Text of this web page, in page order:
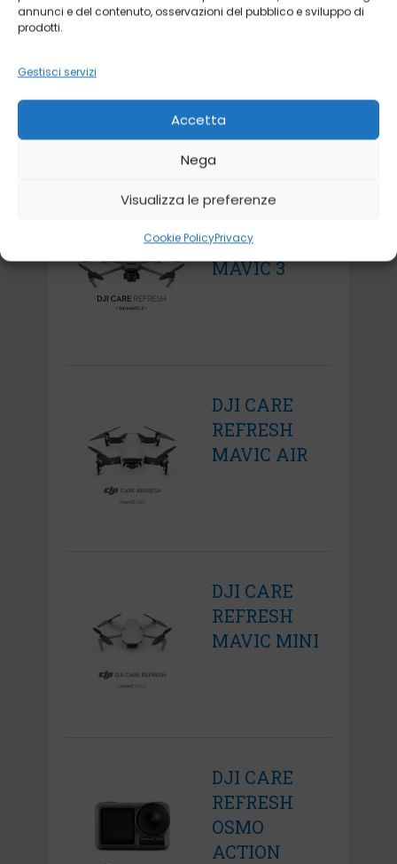
annunci e del contenuto, osservazioni del pubblico e sviluppo di
prodotti.
Gestisci servizi
Accetta
Nega
Visualizza le preferenze
Cookie PolicyPrivacy
REFRESH
MAVIC 3
DJI CARE
REFRESH
MAVIC AIR
DJI CARE
REFRESH
MAVIC MINI
DJI CARE
REFRESH
OSMO
ACTION